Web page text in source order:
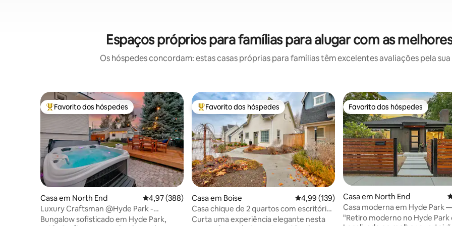
Espaços próprios para famílias para alugar com as
Os hóspedes concordam: estas casas próprias para famílias têm excelentes avaliações pela
Favoritos dos hóspedes mais apreciados
Favorito dos hóspedes
Casa em North End Classificação média de 4,97 em 5 estrelas, 388avaliações
4,97 (388)
Luxury Craftsman @Hyde Park -
Banheira de hidromassagem + Fogueira
Bungalow sofisticado em Hyde Park,
Favoritos dos hóspedes mais apreciados
Favorito dos hóspedes
Casa em Boise Classificação média de 4,99 em 5 estrelas,
4,99 (139)
Casa chique de 2 quartos com escritório |
Perto de aeroporto e lojas
Curta uma experiência elegante nesta
Favorito dos hóspedes
Favorito dos hóspedes
Casa em North End
Casa moderna em Hyde Park
completamente reformada
"Retiro moderno no Hyde Park